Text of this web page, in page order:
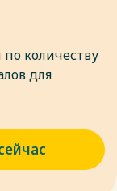
по количеству
для